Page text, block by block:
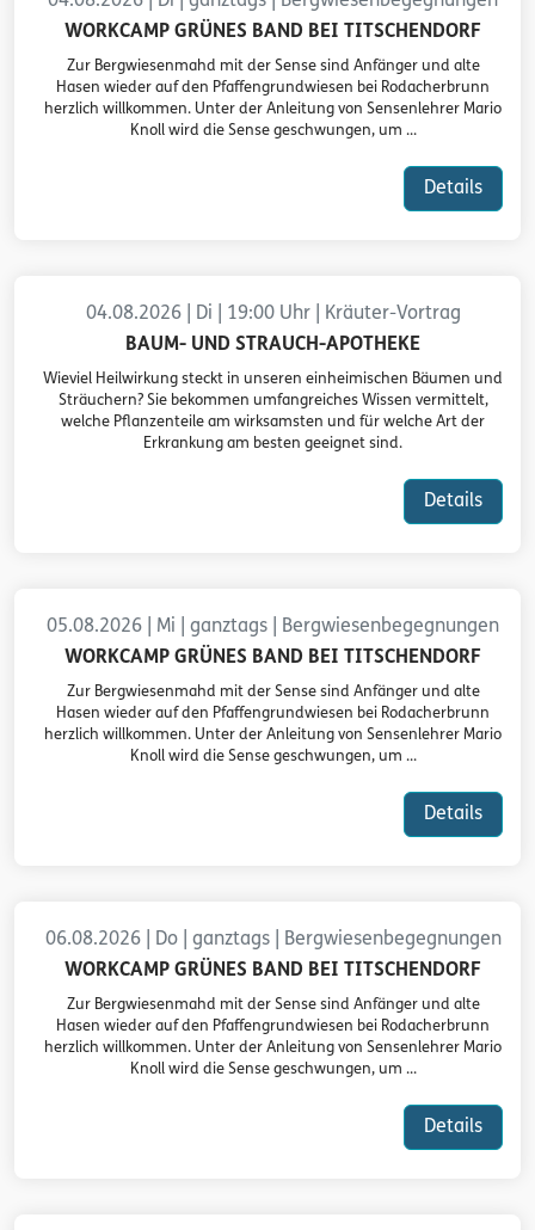
WORKCAMP GRÜNES BAND BEI TITSCHENDORF
Zur Bergwiesenmahd mit der Sense sind Anfänger und alte
Hasen wieder auf den Pfaffengrundwiesen bei Rodacherbrunn
herzlich willkommen. Unter der Anleitung von Sensenlehrer Mario
Knoll wird die Sense geschwungen, um ...
Details
04.08.2026 | Di | 19:00 Uhr | Kräuter-Vortrag
BAUM- UND STRAUCH-APOTHEKE
Wieviel Heilwirkung steckt in unseren einheimischen Bäumen und
Sträuchern? Sie bekommen umfangreiches Wissen vermittelt,
welche Pflanzenteile am wirksamsten und für welche Art der
Erkrankung am besten geeignet sind.
Details
05.08.2026 | Mi | ganztags | Bergwiesenbegegnungen
WORKCAMP GRÜNES BAND BEI TITSCHENDORF
Zur Bergwiesenmahd mit der Sense sind Anfänger und alte
Hasen wieder auf den Pfaffengrundwiesen bei Rodacherbrunn
herzlich willkommen. Unter der Anleitung von Sensenlehrer Mario
Knoll wird die Sense geschwungen, um ...
Details
06.08.2026 | Do | ganztags | Bergwiesenbegegnungen
WORKCAMP GRÜNES BAND BEI TITSCHENDORF
Zur Bergwiesenmahd mit der Sense sind Anfänger und alte
Hasen wieder auf den Pfaffengrundwiesen bei Rodacherbrunn
herzlich willkommen. Unter der Anleitung von Sensenlehrer Mario
Knoll wird die Sense geschwungen, um ...
Details